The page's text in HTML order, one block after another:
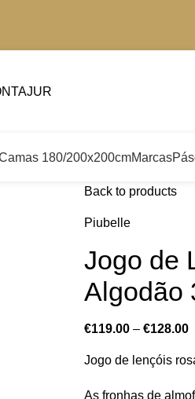
180/200x200cmMarcas
Back to products
Piubelle
Jogo de
Algodão
€119.00 – €128.00
Jogo de lençóis
As fronhas de